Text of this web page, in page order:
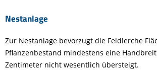
Nestanlage
Zur Nestanlage bevorzugt die Feldlerche
Pflanzenbestand mindestens eine
Zentimeter nicht wesentlich übersteigt.